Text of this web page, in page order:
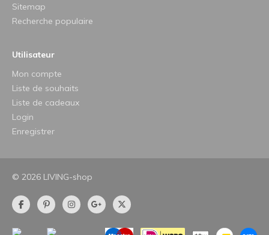
Sitemap
Recherche populaire
Utilisateur
Mon compte
Liste de souhaits
Liste de cadeaux
Login
Enregistrer
© 2026 LIVING-shop